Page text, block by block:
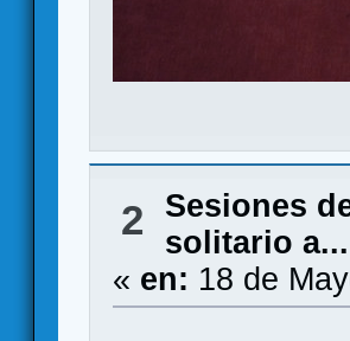
2 Sesiones
solitario
« en: 18 de